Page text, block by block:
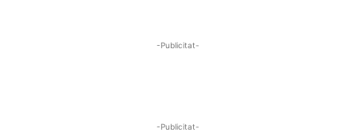
-Publicitat-
-Publicitat-